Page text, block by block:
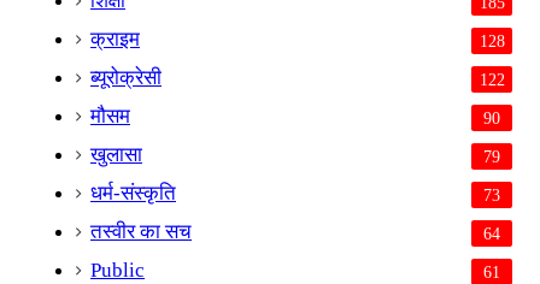
क्राइम 128
ब्यूरोक्रेसी 122
मौसम 90
खुलासा 79
धर्म-संस्कृति 73
तस्वीर का सच 64
Public 61